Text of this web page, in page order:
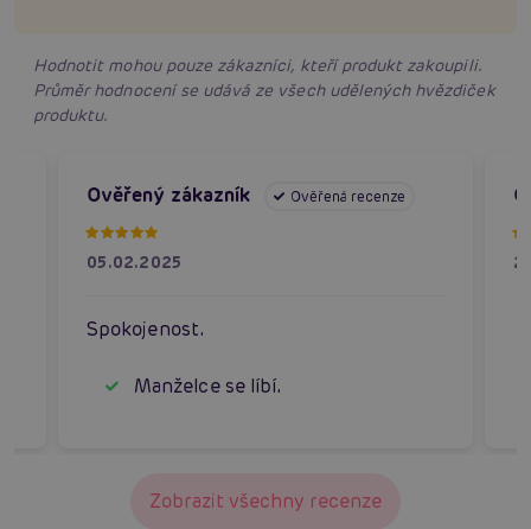
Hodnotit mohou pouze zákazníci, kteří produkt zakoupili.
Průměr hodnocení se udává ze všech udělených hvězdiček
produktu.
Ověřený zákazník Ověřená recenze
05.02.2025
Spokojenost.
Manželce se líbí.
Zobrazit všechny recenze